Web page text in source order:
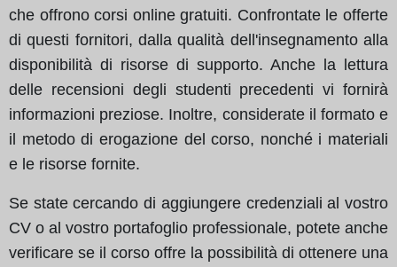
che offrono corsi online gratuiti. Confrontate le offerte
di questi fornitori, dalla qualità dell'insegnamento alla
disponibilità di risorse di supporto. Anche la lettura
delle recensioni degli studenti precedenti vi fornirà
informazioni preziose. Inoltre, considerate il formato e
il metodo di erogazione del corso, nonché i materiali
e le risorse fornite.
Se state cercando di aggiungere credenziali al vostro
CV o al vostro portafoglio professionale, potete anche
verificare se il corso offre la possibilità di ottenere una